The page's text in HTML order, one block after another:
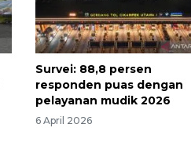
Survei: 88,8 persen
responden puas dengan
pelayanan mudik 2026
6 April 2026